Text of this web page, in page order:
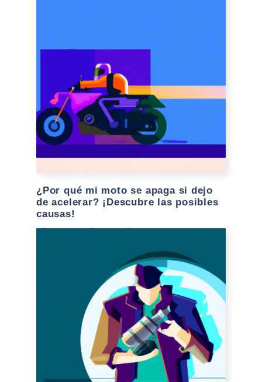
¿Por qué mi moto se apaga si dejo
de acelerar? ¡Descubre las posibles
causas!